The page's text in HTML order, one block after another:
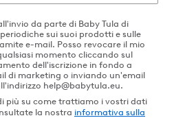
da parte di Baby Tula di
sui suoi prodotti e sulle
e-mail. Posso revocare il mio
momento cliccando sul
dell'iscrizione in fondo a
di marketing o inviando un'email
help@babytula.eu.
più su come trattiamo i vostri dati
la nostra informativa sulla